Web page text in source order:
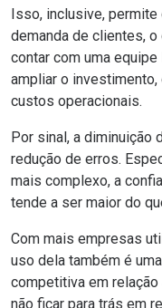
Isso, inclusive,
demanda de clientes,
contar com uma
ampliar o investimento,
custos operacionais.
Por sinal, a diminuição
redução de erros.
mais complexo, a
tende a ser maior do
Com mais empresas
uso dela também é
competitiva em relação
não ficar para trás em